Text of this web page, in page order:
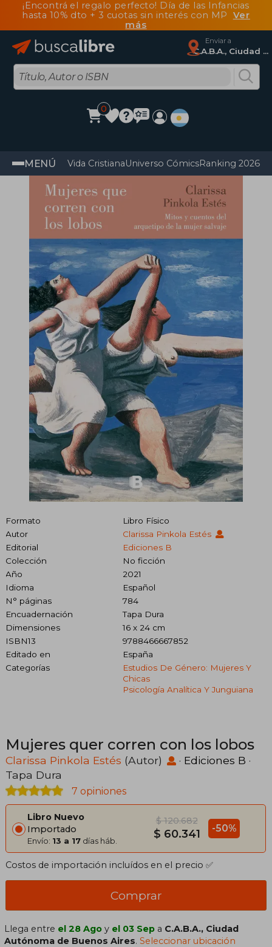
¡Encontrá el regalo perfecto! Día de las Infancias
hasta 10% dto + 3 cuotas sin interés con MP Ver
más
Enviar a
C.A.B.A., Ciudad Autónoma De Buenos Aires
0
MENÚ Vida CristianaUniverso CómicsRanking 2026
Formato
Libro Físico
Autor
Clarissa Pinkola Estés
Editorial
Ediciones B
Colección
No ficción
Año
2021
Idioma
Español
N° páginas
784
Encuadernación
Tapa Dura
Dimensiones
16 x 24 cm
ISBN13
9788466667852
Editado en
España
Categorías
Estudios De Género: Mujeres Y
Chicas
Psicología Analítica Y Junguiana
Mujeres quer corren con los lobos
Clarissa Pinkola Estés (Autor) · Ediciones B ·
Tapa Dura
7 opiniones
Libro Nuevo
Importado
Envío: 13 a 17 días háb.
$ 120.682
$ 60.341 -50%
Costos de importación incluídos en el precio ✅
Comprar
Llega entre el 28 Ago y el 03 Sep a C.A.B.A., Ciudad
Autónoma de Buenos Aires.Seleccionar ubicación